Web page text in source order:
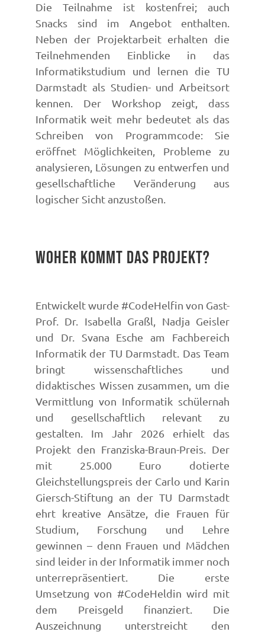
Die Teilnahme ist kostenfrei; auch
Snacks sind im Angebot enthalten.
Neben der Projektarbeit erhalten die
Teilnehmenden Einblicke in das
Informatikstudium und lernen die TU
Darmstadt als Studien- und Arbeitsort
kennen. Der Workshop zeigt, dass
Informatik weit mehr bedeutet als das
Schreiben von Programmcode: Sie
eröffnet Möglichkeiten, Probleme zu
analysieren, Lösungen zu entwerfen und
gesellschaftliche Veränderung aus
logischer Sicht anzustoßen.
Woher kommt das Projekt?
Entwickelt wurde #CodeHelfin von Gast-
Prof. Dr. Isabella Graßl, Nadja Geisler
und Dr. Svana Esche am Fachbereich
Informatik der TU Darmstadt. Das Team
bringt wissenschaftliches und
didaktisches Wissen zusammen, um die
Vermittlung von Informatik schülernah
und gesellschaftlich relevant zu
gestalten. Im Jahr 2026 erhielt das
Projekt den Franziska-Braun-Preis. Der
mit 25.000 Euro dotierte
Gleichstellungspreis der Carlo und Karin
Giersch-Stiftung an der TU Darmstadt
ehrt kreative Ansätze, die Frauen für
Studium, Forschung und Lehre
gewinnen – denn Frauen und Mädchen
sind leider in der Informatik immer noch
unterrepräsentiert. Die erste
Umsetzung von #CodeHeldin wird mit
dem Preisgeld finanziert. Die
Auszeichnung unterstreicht den